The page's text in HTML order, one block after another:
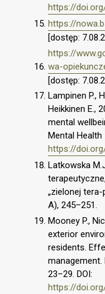
https://
https://
[dostęp:
https://
wa-
[dostęp:
Lampinen P.,
Heikkinen E.,
mental
Mental Health
https://
Latkowska
„zielonej tera-
A), 245–251.
Mooney P.,
exterior
residents.
management.
23–29. DOI:
https://